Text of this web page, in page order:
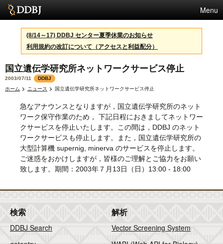
Menu
サービス
スパコン
統計
活動
センターについて
利用規約
問合せ
(8/14～17) DDBJ センター夏季休業のお知らせ
利用規約の改訂について（アクセスと利益配分）
国立遺伝学研究所ネットワークサービス停止
2003/07/11
DDBJ
ホーム
ニュース 国立遺伝学研究所ネットワークサービス停止
急なアナウンスとなりますが，国立遺伝学研究所のネット
ワーク保守作業のため， 下記日程におきましてネットワー
クサービスを停止いたします。この間は，DDBJ のネット
ワークサービスも停止します。また，国立遺伝学研究所の
大型計算機 supernig, minerva のサービスを停止します。
ご迷惑をおかけしますが，皆様のご理解とご協力をお願い
致します。期間：2003年７月13日（日）13:00 - 18:00
検索
DDBJ Search
解析
Vector Screening System